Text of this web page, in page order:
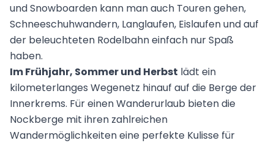
und Snowboarden kann man auch Touren gehen,
Schneeschuhwandern, Langlaufen, Eislaufen und auf
der beleuchteten Rodelbahn einfach nur Spaß
haben.
Im Frühjahr, Sommer und Herbst lädt ein
kilometerlanges Wegenetz hinauf auf die Berge der
Innerkrems. Für einen Wanderurlaub bieten die
Nockberge mit ihren zahlreichen
Wandermöglichkeiten eine perfekte Kulisse für